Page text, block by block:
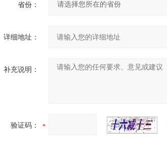
省份：
详细地址：
补充说明：
验证码：